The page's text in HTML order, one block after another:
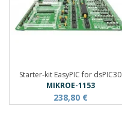
Starter-kit EasyPIC for dsPIC30
MIKROE-1153
238,80 €